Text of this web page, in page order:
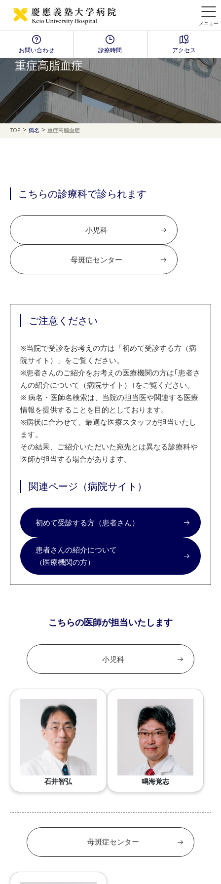
メニュー
お問い合わせ 診療時間 アクセス
Disease Name Search
重症高脂血症
TOP > 病名 > 重症高脂血症
こちらの診療科で診られます
小児科
母斑症センター
ご注意ください
※当院で受診をお考えの方は「初めて受診する方（病
院サイト）」をご覧ください。
※患者さんのご紹介をお考えの医療機関の方は｢患者さ
んの紹介について（病院サイト）｣をご覧ください。
※ 病名・医師名検索は、当院の担当医や関連する医療
情報を提供することを目的としております。
※病状に合わせて、最適な医療スタッフが担当いたし
ます。
その結果、ご紹介いただいた宛先とは異なる診療科や
医師が担当する場合があります。
関連ページ（病院サイト）
初めて受診する方（患者さん）
患者さんの紹介について
（医療機関の方）
こちらの医師が担当いたします
小児科
石井智弘 鳴海覚志
母斑症センター